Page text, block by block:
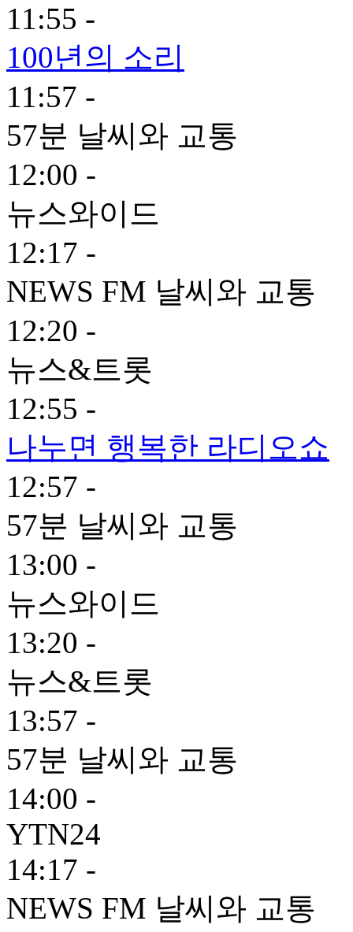
11:55 -
100년의 소리
11:57 -
57분 날씨와 교통
12:00 -
뉴스와이드
12:17 -
NEWS FM 날씨와 교통
12:20 -
뉴스&트롯
12:55 -
나누면 행복한 라디오쇼
12:57 -
57분 날씨와 교통
13:00 -
뉴스와이드
13:20 -
뉴스&트롯
13:57 -
57분 날씨와 교통
14:00 -
YTN24
14:17 -
NEWS FM 날씨와 교통